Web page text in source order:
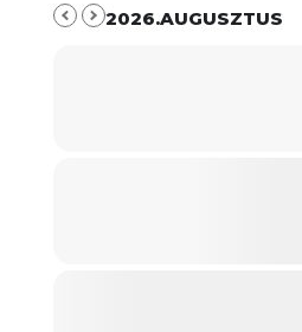
2026.AUGUSZTUS